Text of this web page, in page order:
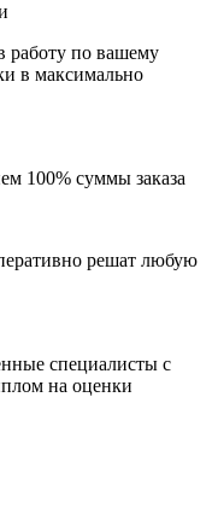
работу по вашему
в максимально
100% суммы заказа
решат любую
специалисты с
на оценки